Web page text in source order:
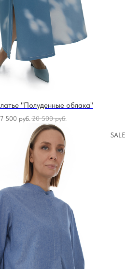
"Полуденные облака"
500 руб. 20 500 руб.
SALE